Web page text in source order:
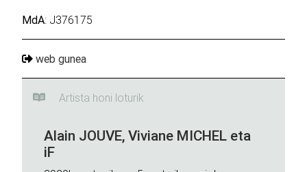
MdA: J376175
web gunea
Artista honi loturik
Alain JOUVE, Viviane MICHEL eta
iF